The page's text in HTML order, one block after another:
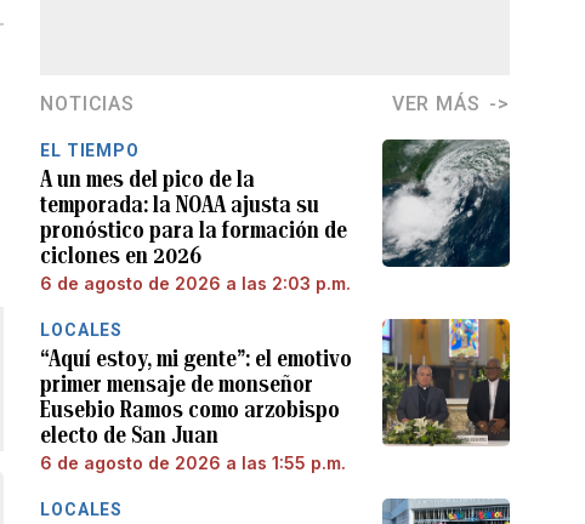
NOTICIAS VER MÁS
EL TIEMPO
A un mes del pico de la
temporada: la NOAA ajusta su
pronóstico para la formación de
ciclones en 2026
6 de agosto de 2026 a las 2:03 p.m.
LOCALES
“Aquí estoy, mi gente”: el emotivo
primer mensaje de monseñor
Eusebio Ramos como arzobispo
electo de San Juan
6 de agosto de 2026 a las 1:55 p.m.
LOCALES